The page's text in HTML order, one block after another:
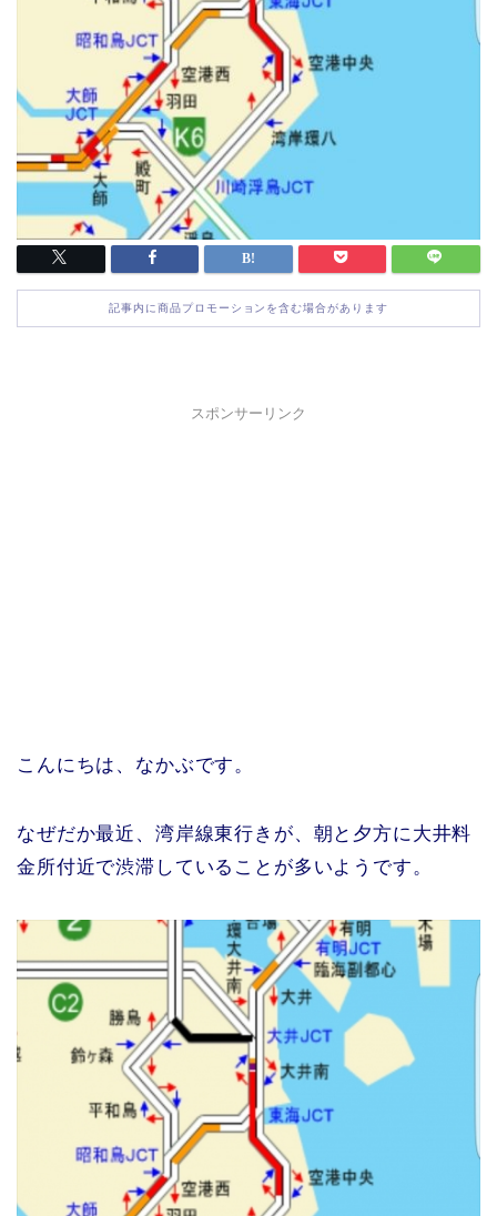
記事内に商品プロモーションを含む場合があります
スポンサーリンク
こんにちは、なかぶです。
なぜだか最近、湾岸線東行きが、朝と夕方に大井料
金所付近で渋滞していることが多いようです。